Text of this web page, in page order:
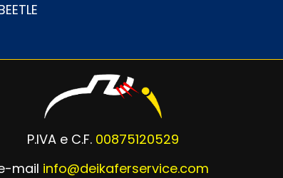
P.IVA e C.F. 00875120529
mail info@deikaferservice.com